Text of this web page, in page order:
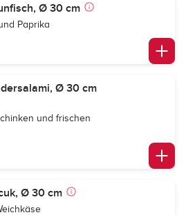
Ø 30 cm
Paprika
Ø 30 cm
und frischen
Ø 30 cm